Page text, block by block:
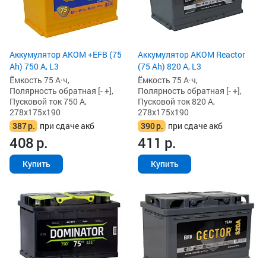
Аккумулятор AKOM +EFB (75
Ah) 750 А, L3
Ёмкость 75 А·ч,
Полярность обратная [- +],
Пусковой ток 750 А,
278x175x190
387р. при сдаче акб
408р.
Купить
Аккумулятор AKOM Reactor
(75 Ah) 820 А, L3
Ёмкость 75 А·ч,
Полярность обратная [- +],
Пусковой ток 820 А,
278x175x190
390р. при сдаче акб
411 р.
Купить